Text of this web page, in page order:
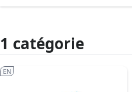
1 catégorie
EN